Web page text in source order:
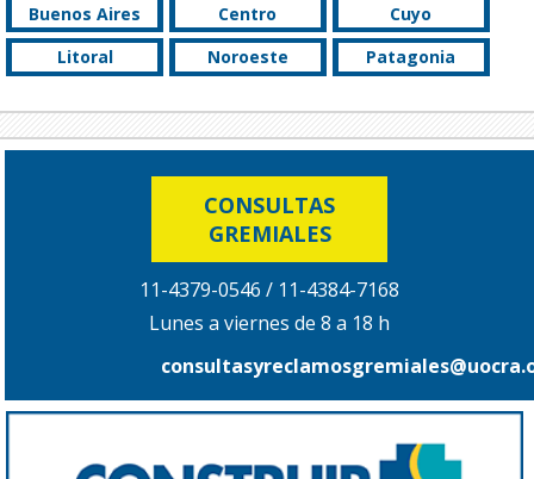
Buenos Aires Centro
Cuyo
Litoral
Noroeste Patagonia
CONSULTAS
GREMIALES
11-4379-0546 / 11-4384-7168
Lunes a viernes de 8 a 18 h